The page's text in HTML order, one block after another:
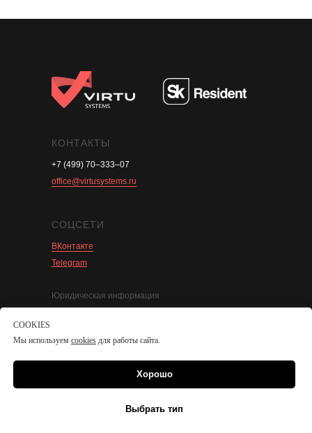
© ООО «Вирту Системс», 2008–2026
Юридическая информация
КОНТАКТЫ
+7 (499) 70–333–07
office@virtusystems.ru
СОЦСЕТИ
ВКонтакте
Telegram
COOKIES
Мы используем cookies для работы сайта.
Хорошо
Выбрать тип